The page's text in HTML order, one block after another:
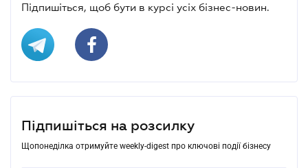
Підпишіться, щоб бути в курсі усіх бізнес-новин.
Підпишіться на розсилку
Щопонеділка отримуйте weekly-digest про ключові події бізнесу